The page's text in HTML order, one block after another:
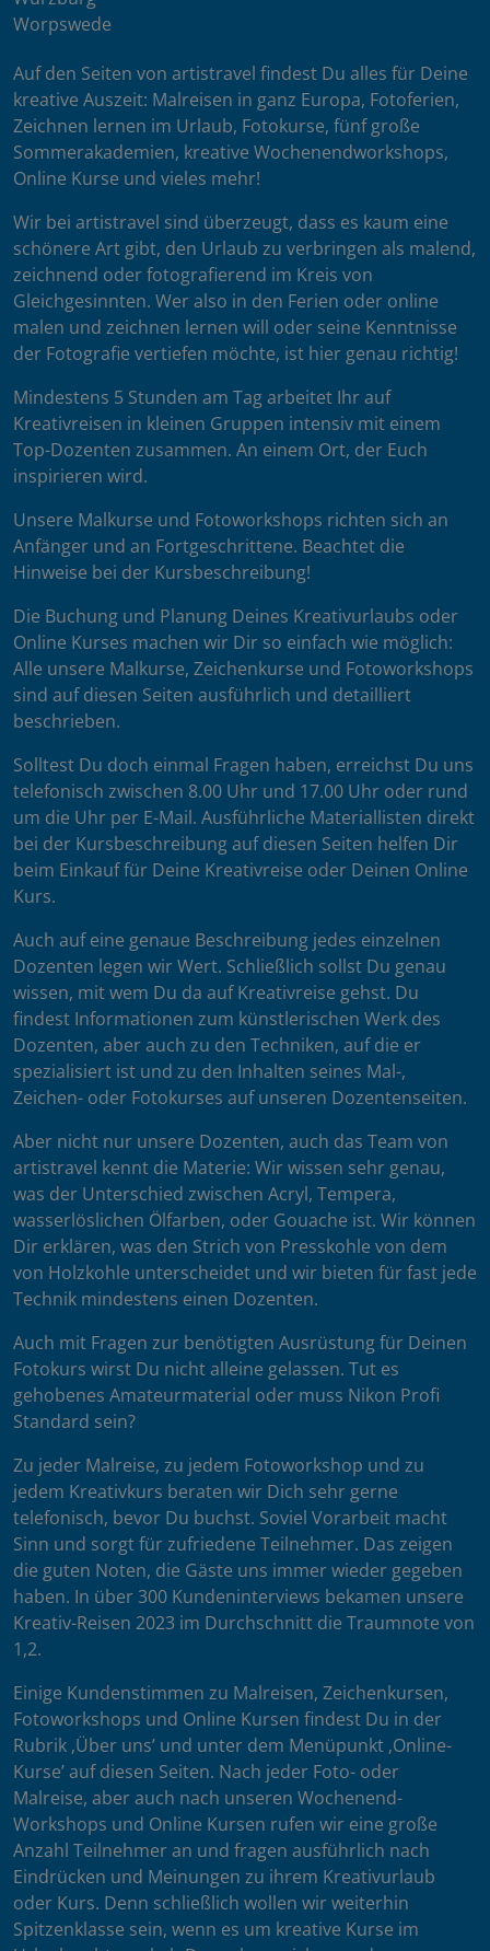
Worpswede
Auf den Seiten von artistravel findest Du alles für Deine
kreative Auszeit: Malreisen in ganz Europa, Fotoferien,
Zeichnen lernen im Urlaub, Fotokurse, fünf große
Sommerakademien, kreative Wochenendworkshops,
Online Kurse und vieles mehr!
Wir bei artistravel sind überzeugt, dass es kaum eine
schönere Art gibt, den Urlaub zu verbringen als malend,
zeichnend oder fotografierend im Kreis von
Gleichgesinnten. Wer also in den Ferien oder online
malen und zeichnen lernen will oder seine Kenntnisse
der Fotografie vertiefen möchte, ist hier genau richtig!
Mindestens 5 Stunden am Tag arbeitet Ihr auf
Kreativreisen in kleinen Gruppen intensiv mit einem
Top-Dozenten zusammen. An einem Ort, der Euch
inspirieren wird.
Unsere Malkurse und Fotoworkshops richten sich an
Anfänger und an Fortgeschrittene. Beachtet die
Hinweise bei der Kursbeschreibung!
Die Buchung und Planung Deines Kreativurlaubs oder
Online Kurses machen wir Dir so einfach wie möglich:
Alle unsere Malkurse, Zeichenkurse und Fotoworkshops
sind auf diesen Seiten ausführlich und detailliert
beschrieben.
Solltest Du doch einmal Fragen haben, erreichst Du uns
telefonisch zwischen 8.00 Uhr und 17.00 Uhr oder rund
um die Uhr per E-Mail. Ausführliche Materiallisten direkt
bei der Kursbeschreibung auf diesen Seiten helfen Dir
beim Einkauf für Deine Kreativreise oder Deinen Online
Kurs.
Auch auf eine genaue Beschreibung jedes einzelnen
Dozenten legen wir Wert. Schließlich sollst Du genau
wissen, mit wem Du da auf Kreativreise gehst. Du
findest Informationen zum künstlerischen Werk des
Dozenten, aber auch zu den Techniken, auf die er
spezialisiert ist und zu den Inhalten seines Mal-,
Zeichen- oder Fotokurses auf unseren Dozentenseiten.
Aber nicht nur unsere Dozenten, auch das Team von
artistravel kennt die Materie: Wir wissen sehr genau,
was der Unterschied zwischen Acryl, Tempera,
wasserlöslichen Ölfarben, oder Gouache ist. Wir können
Dir erklären, was den Strich von Presskohle von dem
von Holzkohle unterscheidet und wir bieten für fast jede
Technik mindestens einen Dozenten.
Auch mit Fragen zur benötigten Ausrüstung für Deinen
Fotokurs wirst Du nicht alleine gelassen. Tut es
gehobenes Amateurmaterial oder muss Nikon Profi
Standard sein?
Zu jeder Malreise, zu jedem Fotoworkshop und zu
jedem Kreativkurs beraten wir Dich sehr gerne
telefonisch, bevor Du buchst. Soviel Vorarbeit macht
Sinn und sorgt für zufriedene Teilnehmer. Das zeigen
die guten Noten, die Gäste uns immer wieder gegeben
haben. In über 300 Kundeninterviews bekamen unsere
Kreativ-Reisen 2023 im Durchschnitt die Traumnote von
1,2.
Einige Kundenstimmen zu Malreisen, Zeichenkursen,
Fotoworkshops und Online Kursen findest Du in der
Rubrik ‚Über uns’ und unter dem Menüpunkt ‚Online-
Kurse’ auf diesen Seiten. Nach jeder Foto- oder
Malreise, aber auch nach unseren Wochenend-
Workshops und Online Kursen rufen wir eine große
Anzahl Teilnehmer an und fragen ausführlich nach
Eindrücken und Meinungen zu ihrem Kreativurlaub
oder Kurs. Denn schließlich wollen wir weiterhin
Spitzenklasse sein, wenn es um kreative Kurse im